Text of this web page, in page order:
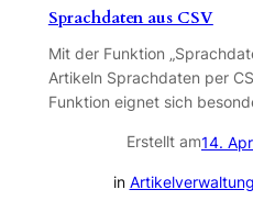
Sprachdaten aus CSV
Mit der Funktion
Artikeln Sprachdaten per
Funktion eignet sich
Erstellt am14.
in Artikelverwaltung